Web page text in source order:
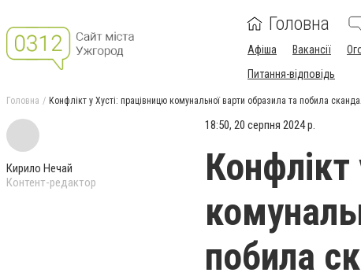
Головна
Афіша Вакансії
Питання-відповідь
Головна Конфлікт у Хусті: працівницю комунальної варти образила та побила
Кирило Нечай
Контент-редактор
18:50, 20 серпня 2024 р.
Конфлікт
побила